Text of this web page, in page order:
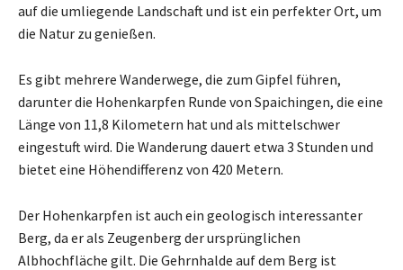
auf die umliegende Landschaft und ist ein perfekter Ort, um
die Natur zu genießen.
Es gibt mehrere Wanderwege, die zum Gipfel führen,
darunter die Hohenkarpfen Runde von Spaichingen, die eine
Länge von 11,8 Kilometern hat und als mittelschwer
eingestuft wird. Die Wanderung dauert etwa 3 Stunden und
bietet eine Höhendifferenz von 420 Metern.
Der Hohenkarpfen ist auch ein geologisch interessanter
Berg, da er als Zeugenberg der ursprünglichen
Albhochfläche gilt. Die Gehrnhalde auf dem Berg ist